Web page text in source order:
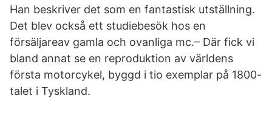
Han beskriver det som en fantastisk utställning.
Det blev också ett studiebesök hos en
försäljareav gamla och ovanliga mc.– Där fick vi
bland annat se en reproduktion av världens
första motorcykel, byggd i tio exemplar på 1800-
talet i Tyskland.